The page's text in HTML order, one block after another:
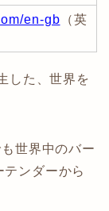
en-gb （英
した、世界を
世界中のバー
ンダーから